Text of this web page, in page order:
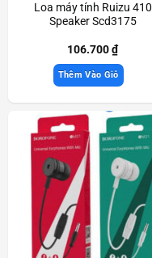
Loa máy tính Ruizu 410
Speaker Scd3175
106.700₫
Thêm Vào Giỏ